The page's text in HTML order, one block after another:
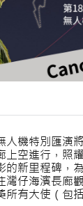
人機特別匯演
上空進行，照
的新里程碑，
灣仔海濱長廊
所有大使（包